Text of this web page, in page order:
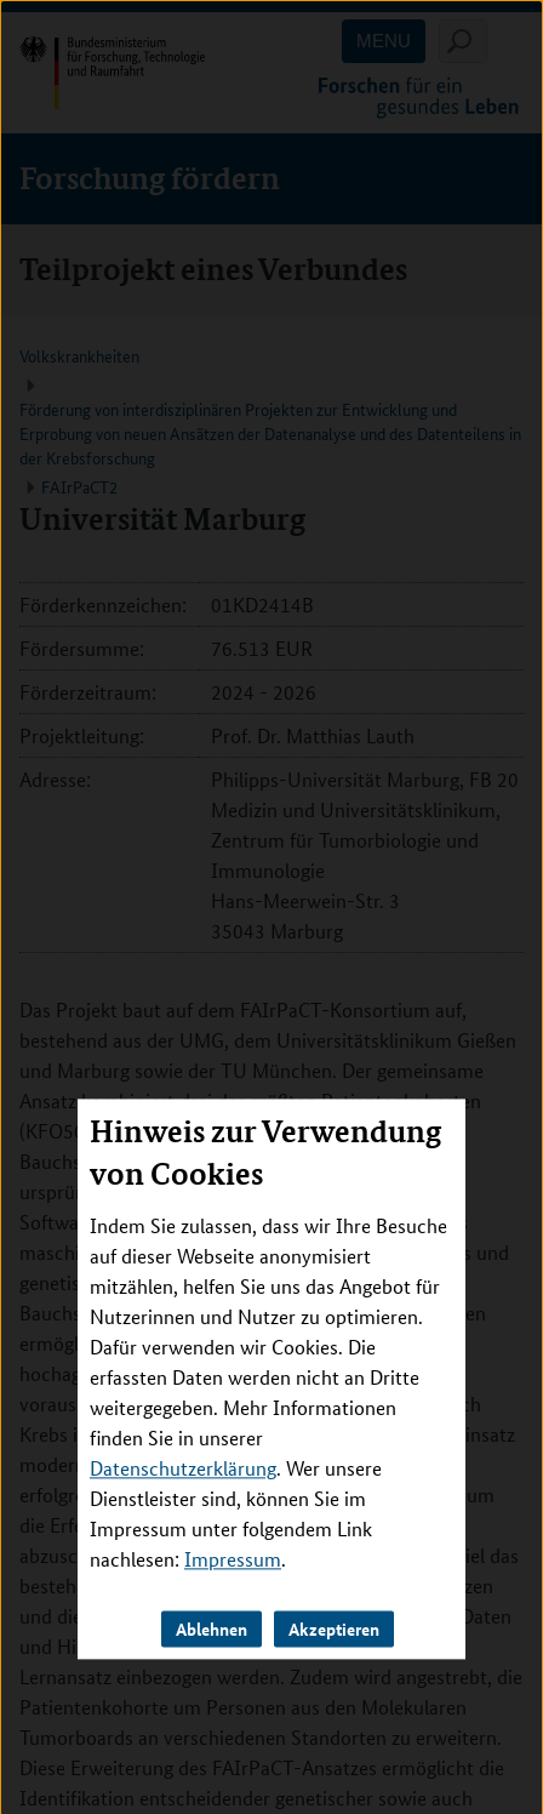
Hinweis zur Verwendung
von Cookies
Indem Sie zulassen, dass wir Ihre Besuche
auf dieser Webseite anonymisiert
mitzählen, helfen Sie uns das Angebot für
Nutzerinnen und Nutzer zu optimieren.
Dafür verwenden wir Cookies. Die
erfassten Daten werden nicht an Dritte
weitergegeben. Mehr Informationen
finden Sie in unserer
Datenschutzerklärung. Wer unsere
Dienstleister sind, können Sie im
Impressum unter folgendem Link
nachlesen: Impressum.
Ablehnen Akzeptieren
Direkt
zum
Inhalt
(Eingabetaste)
Direkt
zum
Hauptmenu
(Eingabetaste)
Direkt
zur
Suche
(Eingabetaste)
MENU
Forschung fördern
Teilprojekt eines Verbundes
Volkskrankheiten
Förderung von interdisziplinären Projekten zur Entwicklung und
Erprobung von neuen Ansätzen der Datenanalyse und des Datenteilens in
der Krebsforschung
FAIrPaCT2
Universität Marburg
Förderkennzeichen:
01KD2414B
Fördersumme:
76.513 EUR
Förderzeitraum:
2024 - 2026
Projektleitung:
Prof. Dr. Matthias Lauth
Adresse:
Philipps-Universität Marburg, FB 20
Medizin und Universitätsklinikum,
Zentrum für Tumorbiologie und
Immunologie
Hans-Meerwein-Str. 3
35043 Marburg
Das Projekt baut auf dem FAIrPaCT-Konsortium auf,
bestehend aus der UMG, dem Universitätsklinikum Gießen
und Marburg sowie der TU München. Der gemeinsame
Ansatz kombiniert drei der größten Patientenkohorten
(KFO5002, KFO325, SFB1321) zu
Bauchspeicheldrüsenkrebs in Deutschland. Das
ursprüngliche Konsortium hatte zum Ziel, ein
Softwaresystem zu entwickeln, das durch föderiertes
maschinelles Lernen, die Analyse von klinischen Infos und
genetischen Krebs Panel Sequenzierungsdaten von
Bauchspeicheldrüsenkrebspatientinnen und -patienten
ermöglicht. Bauchspeicheldrüsenkrebs, eine
hochaggressive Krebserkrankung, wird bis 2030
voraussichtlich die zweithäufigste Todesursache durch
Krebs in der industrialisierten Welt sein. Durch den Einsatz
modernster Methoden der föderierten KI wurden
erfolgreich robuste Hochleistungs-Modelle trainiert, um
die Erfolgswahrscheinlichkeit der Behandlung
abzuschätzen. In diesem Folgeprojekt ist das Hauptziel das
bestehende Konsortium und die Infrastruktur zu nutzen
und die Modelle zu verbessern, indem Multi-Omics-Daten
und Histopathologie-Bilder in einen multimodalen
Lernansatz einbezogen werden. Zudem wird angestrebt, die
Patientenkohorte um Personen aus den Molekularen
Tumorboards an verschiedenen Standorten zu erweitern.
Diese Erweiterung des FAIrPaCT-Ansatzes ermöglicht die
Identifikation entscheidender genetischer sowie auch